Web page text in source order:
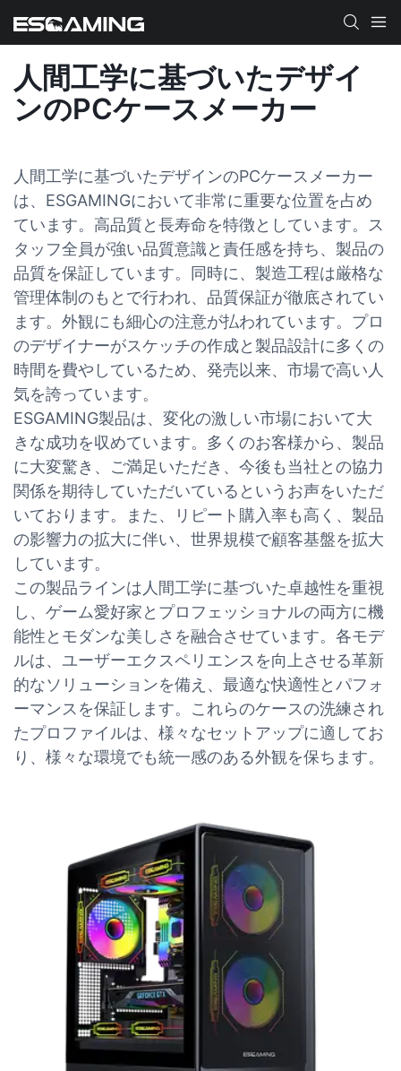
人間工学に基づいたデザイ
ンのPCケースメーカー
人間工学に基づいたデザインのPCケースメーカー
は、ESGAMINGにおいて非常に重要な位置を占め
ています。高品質と長寿命を特徴としています。ス
タッフ全員が強い品質意識と責任感を持ち、製品の
品質を保証しています。同時に、製造工程は厳格な
管理体制のもとで行われ、品質保証が徹底されてい
ます。外観にも細心の注意が払われています。プロ
のデザイナーがスケッチの作成と製品設計に多くの
時間を費やしているため、発売以来、市場で高い人
気を誇っています。
ESGAMING製品は、変化の激しい市場において大
きな成功を収めています。多くのお客様から、製品
に大変驚き、ご満足いただき、今後も当社との協力
関係を期待していただいているというお声をいただ
いております。また、リピート購入率も高く、製品
の影響力の拡大に伴い、世界規模で顧客基盤を拡大
しています。
この製品ラインは人間工学に基づいた卓越性を重視
し、ゲーム愛好家とプロフェッショナルの両方に機
能性とモダンな美しさを融合させています。各モデ
ルは、ユーザーエクスペリエンスを向上させる革新
的なソリューションを備え、最適な快適性とパフォ
ーマンスを保証します。これらのケースの洗練され
たプロファイルは、様々なセットアップに適してお
り、様々な環境でも統一感のある外観を保ちます。